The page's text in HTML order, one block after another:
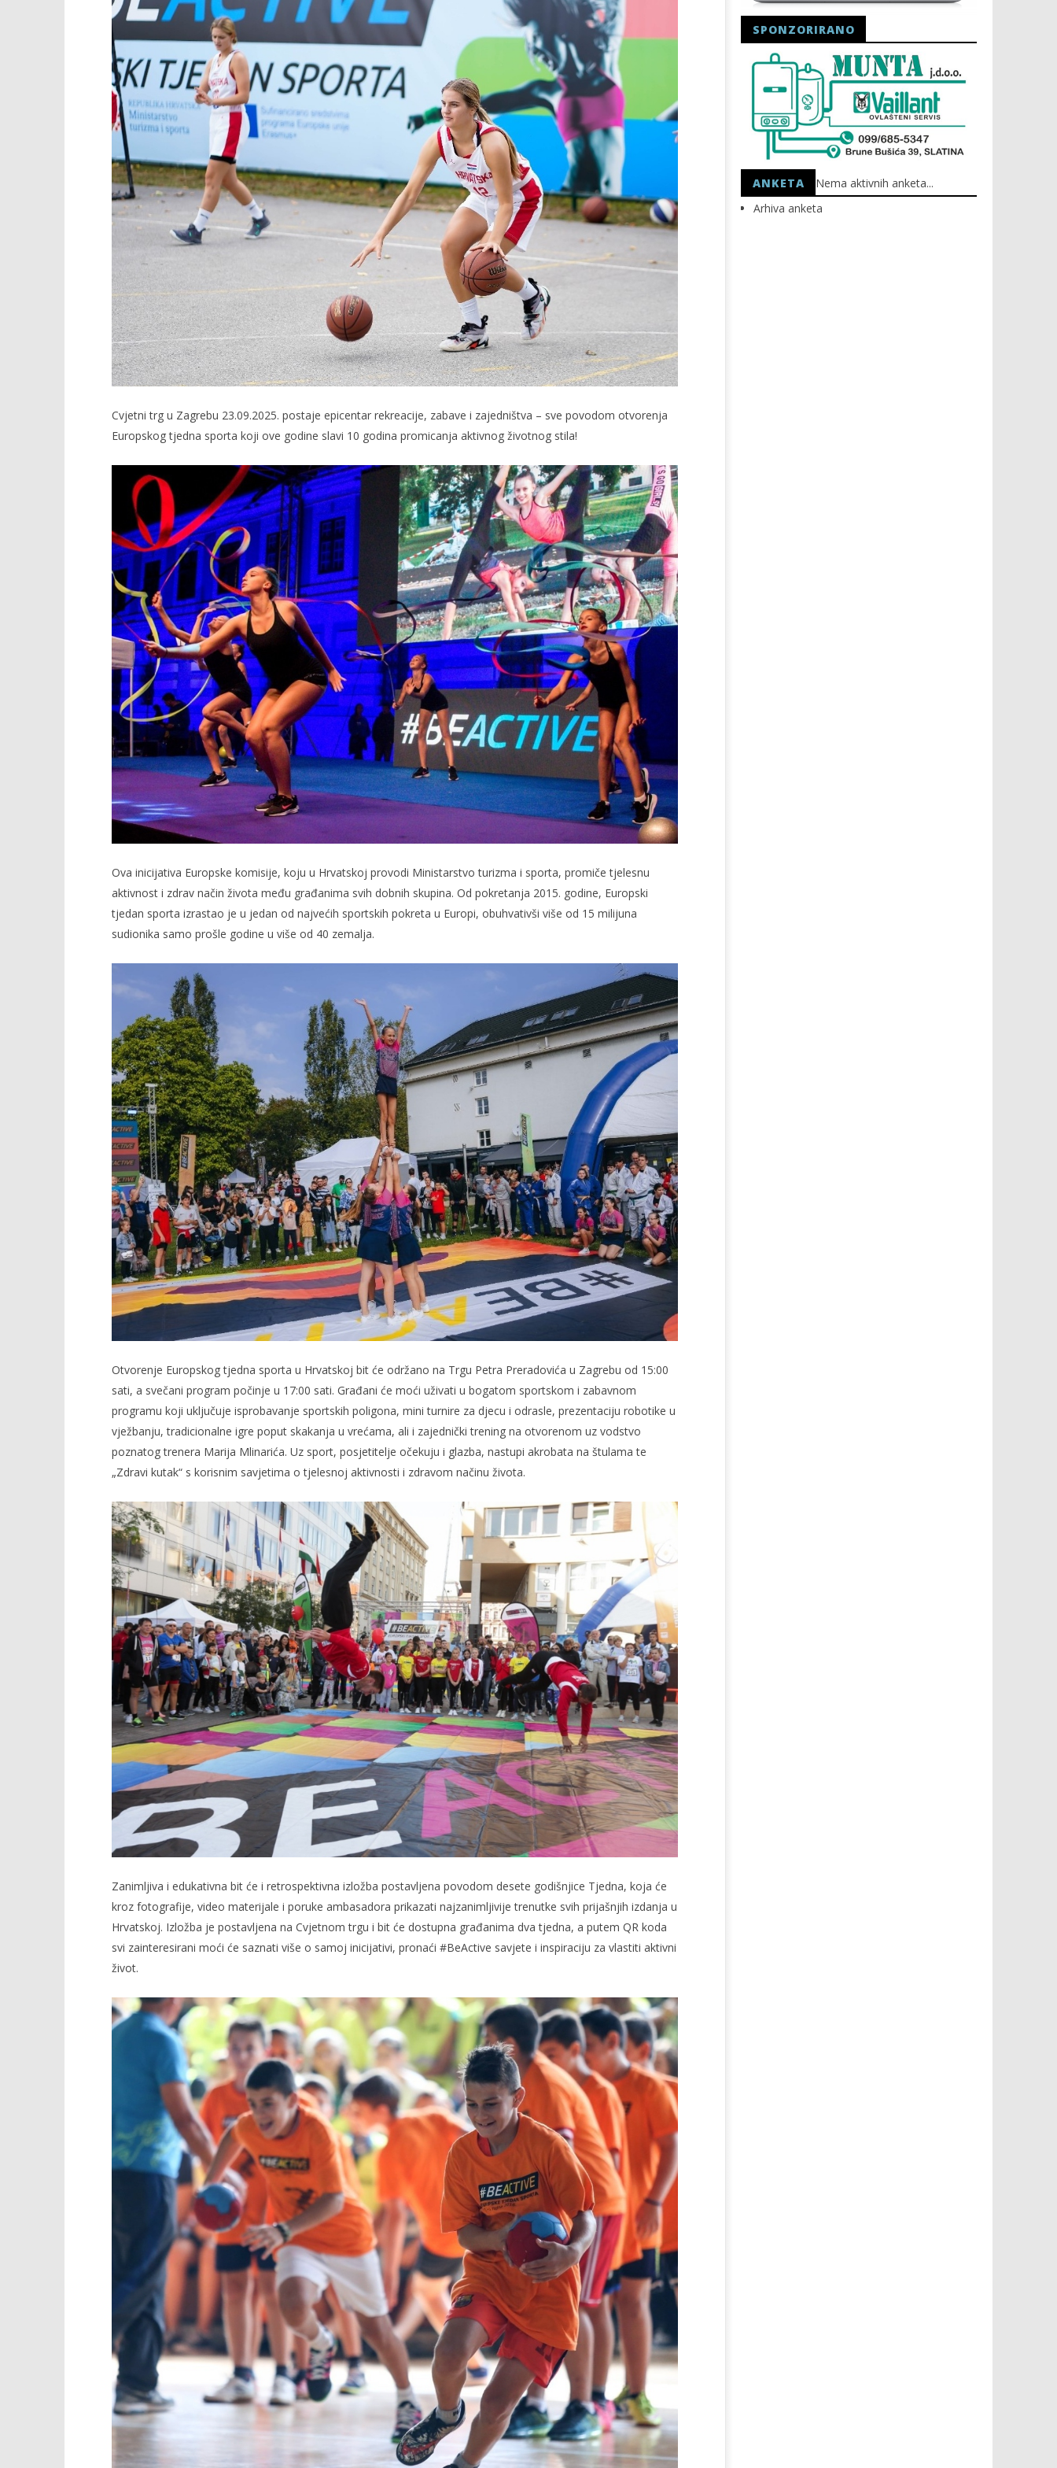
TRENUTNO OTVORENO
Hrvatska je dio tjedna koji
slavi sport i zdravlje!
18.09.2025.
slatina.net
Popis poslova na području VPŽ
18.09.2025.
Ljeto donosi bezbrižnu igru, ali
i zdravstvene izazove
18.09.2025.
slatina.net
18.09.2025.
HEP: Bez struje
18.09.2025.
slatina.net
Cvjetni trg u Zagrebu 23.09.2025. postaje epicentar rekreacije, zabave i zajedništva – sve povodom otvorenja
Europskog tjedna sporta koji ove godine slavi 10 godina promicanja aktivnog životnog stila!
Ova inicijativa Europske komisije, koju u Hrvatskoj provodi Ministarstvo turizma i sporta, promiče tjelesnu
aktivnost i zdrav način života među građanima svih dobnih skupina. Od pokretanja 2015. godine, Europski
tjedan sporta izrastao je u jedan od najvećih sportskih pokreta u Europi, obuhvativši više od 15 milijuna
sudionika samo prošle godine u više od 40 zemalja.
Otvorenje Europskog tjedna sporta u Hrvatskoj bit će održano na Trgu Petra Preradovića u Zagrebu od 15:00
sati, a svečani program počinje u 17:00 sati. Građani će moći uživati u bogatom sportskom i zabavnom
programu koji uključuje isprobavanje sportskih poligona, mini turnire za djecu i odrasle, prezentaciju robotike u
vježbanju, tradicionalne igre poput skakanja u vrećama, ali i zajednički trening na otvorenom uz vodstvo
poznatog trenera Marija Mlinarića. Uz sport, posjetitelje očekuju i glazba, nastupi akrobata na štulama te
„Zdravi kutak“ s korisnim savjetima o tjelesnoj aktivnosti i zdravom načinu života.
Zanimljiva i edukativna bit će i retrospektivna izložba postavljena povodom desete godišnjice Tjedna, koja će
kroz fotografije, video materijale i poruke ambasadora prikazati najzanimljivije trenutke svih prijašnjih izdanja u
Hrvatskoj. Izložba je postavljena na Cvjetnom trgu i bit će dostupna građanima dva tjedna, a putem QR koda
svi zainteresirani moći će saznati više o samoj inicijativi, pronaći #BeActive savjete i inspiraciju za vlastiti aktivni
život.
SPONZORIRANO
ANKETA
Nema aktivnih anketa...
Arhiva anketa